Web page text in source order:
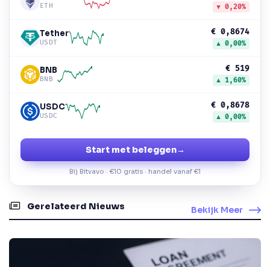
ETH ▼ 0,20%
Tether
USDT
€ 0,8674
▲ 0,00%
BNB
BNB
€ 519
▲ 1,60%
USDC
USDC
€ 0,8678
▲ 0,00%
Start met beleggen→
Bij Bitvavo · €10 gratis · handel vanaf €1
Gerelateerd Nieuws Bekijk Meer